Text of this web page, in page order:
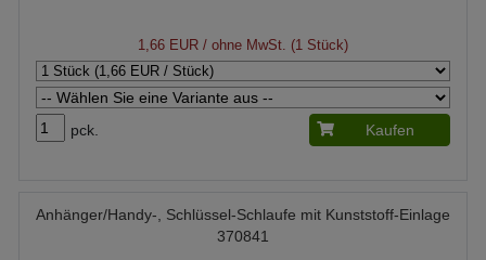
1,66 EUR / ohne MwSt. (1 Stück)
pck. Kaufen
Anhänger/Handy-, Schlüssel-Schlaufe mit Kunststoff-Einlage
370841